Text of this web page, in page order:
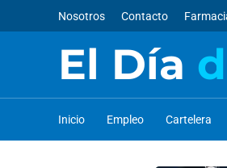
Nosotros Contacto
El Día
Inicio Empleo Cartelera